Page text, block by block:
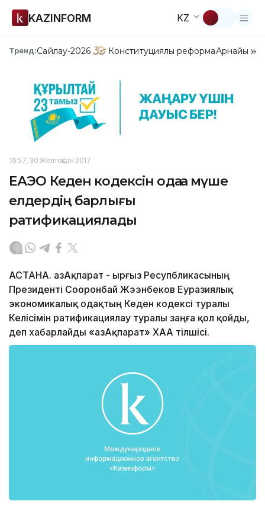
KAZINFORM KZ
Тренд:Сайлау-2026 Конституциялық реформаАрнайы
16:57, 30 Желтоқсан 2017
ЕАЭО Кеден кодексін одаққа мүше
елдердің барлығы
ратификациялады
АСТАНА. ҚазАқпарат - Қырғыз Ресупбликасының
Президенті Сооронбай Жээнбеков Еуразиялық
экономикалық одақтың Кеден кодексі туралы
Келісімін ратификациялау туралы заңға қол қойды,
деп хабарлайды «ҚазАқпарат» ХАА тілшісі.